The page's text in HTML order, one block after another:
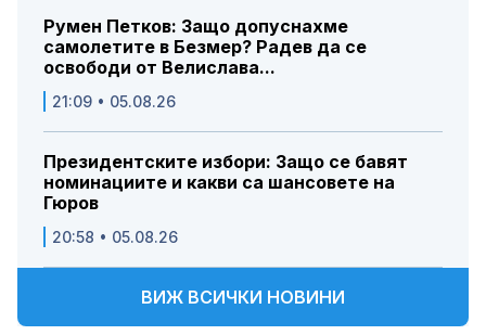
Румен Петков: Защо допуснахме
самолетите в Безмер? Радев да се
освободи от Велислава...
21:09 • 05.08.26
Президентските избори: Защо се бавят
номинациите и какви са шансовете на
Гюров
20:58 • 05.08.26
ВИЖ ВСИЧКИ НОВИНИ